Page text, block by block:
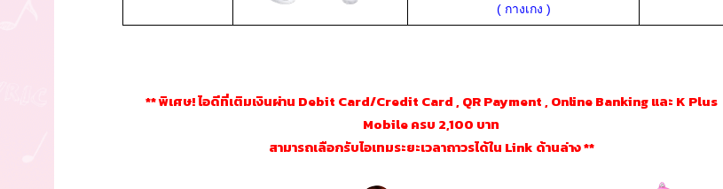
( กางเกง )
** พิเศษ! ไอดีที่เติมเงินผ่าน Debit Card/Credit Card , QR Payment , Online Banking และ K Plus
Mobile ครบ 2,100 บาท
สามารถเลือกรับไอเทมระยะเวลาถาวรได้ใน Link ด้านล่าง **